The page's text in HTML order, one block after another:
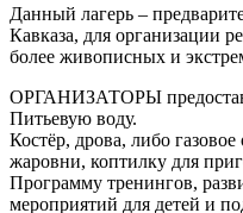
Данный лагерь –
Кавказа, для организации
более живописных и
ОРГАНИЗАТОРЫ
Питьевую воду.
Костёр, дрова, либо
жаровни, коптилку для
Программу тренингов,
мероприятий для детей и